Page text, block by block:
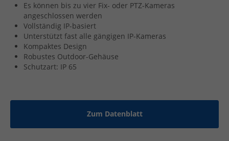
Es können bis zu vier Fix- oder PTZ-Kameras
angeschlossen werden
Vollständig IP-basiert
Unterstützt fast alle gängigen IP-Kameras
Kompaktes Design
Robustes Outdoor-Gehäuse
Schutzart: IP 65
Zum Datenblatt